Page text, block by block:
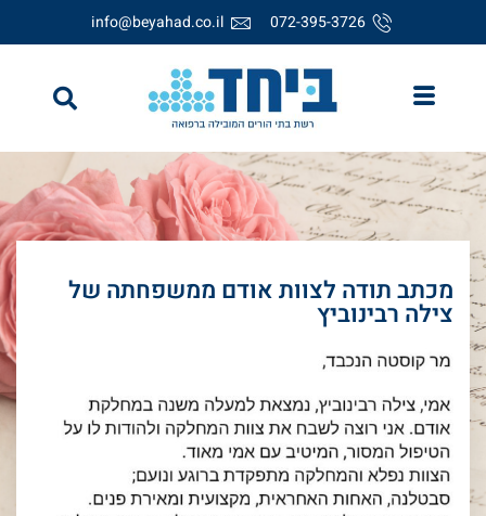
072-395-3726
info@beyahad.co.il
מכתב תודה לצוות אודם ממשפחתה של
צילה רבינוביץ